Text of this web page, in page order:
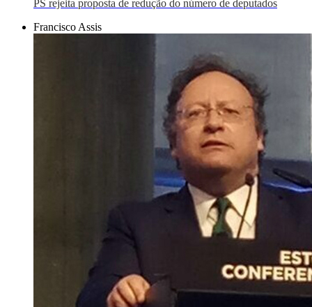
PS rejeita proposta de redução do número de deputados
Francisco Assis